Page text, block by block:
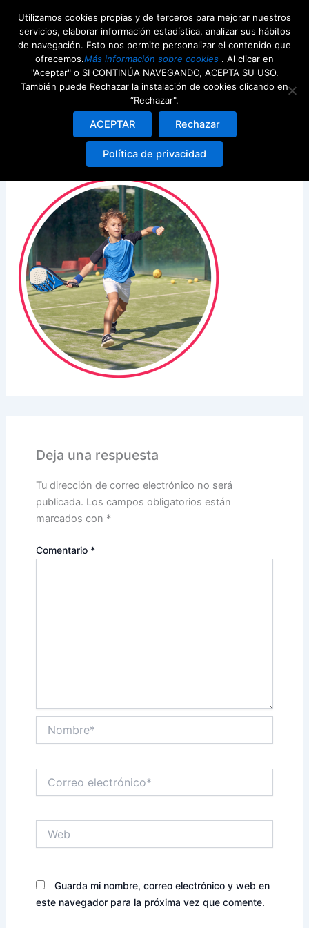
contenido
Diseño sin título (6)
Deja un comentario / PorValentina Ramirez/
Deja una respuesta
Tu dirección de correo electrónico no será
publicada. Los campos obligatorios están
marcados con *
Comentario *
electrónico*
Guarda mi nombre, correo electrónico y web en
este navegador para la próxima vez que comente.
Utilizamos cookies propias y de terceros para mejorar nuestros
servicios, elaborar información estadística, analizar sus hábitos
de navegación. Esto nos permite personalizar el contenido que
ofrecemos.Más información sobre cookies . Al clicar en
"Aceptar" o SI CONTINÚA NAVEGANDO, ACEPTA SU USO.
También puede Rechazar la instalación de cookies clicando en
“Rechazar".
ACEPTAR Rechazar
Política de privacidad